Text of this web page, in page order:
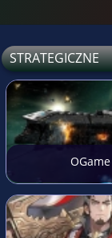
STRATEGICZNE
OGame